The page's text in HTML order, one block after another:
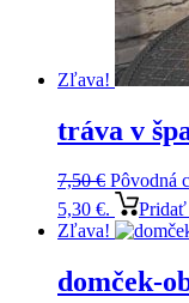
Zľava!
tráva v
7,50€ Pôvodná
5,30 €.
Pridať
Zľava!
domček-